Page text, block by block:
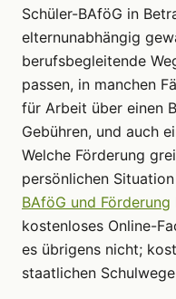
Schüler-BAföG in
elternunabhängig
berufsbegleitende
passen, in manchen
für Arbeit über einen
Gebühren, und auch
Welche Förderung
persönlichen
BAföG und Förderung
kostenloses Online-
es übrigens nicht;
staatlichen